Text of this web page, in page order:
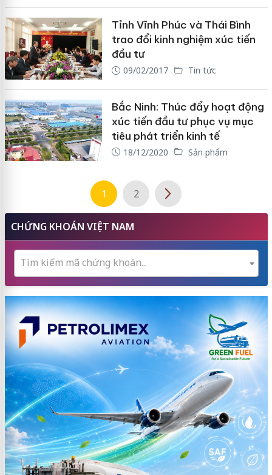
Tỉnh Vĩnh Phúc và Thái Bình
trao đổi kinh nghiệm xúc tiến
đầu tư
09/02/2017 Tin tức
Bắc Ninh: Thúc đẩy hoạt động
xúc tiến đầu tư phục vụ mục
tiêu phát triển kinh tế
18/12/2020 Sản phẩm
1 2
CHỨNG KHOÁN VIỆT NAM
Tìm kiếm mã chứng khoán...